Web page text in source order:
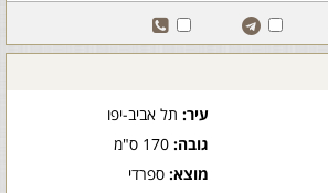
עיר:תל אביב-יפו
גובה:170 ס"מ
מוצא:ספרדי